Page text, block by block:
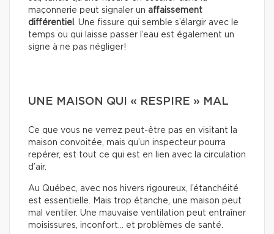
maçonnerie peut signaler un affaissement
différentiel . Une fissure qui semble s’élargir avec le
temps ou qui laisse passer l’eau est également un
signe à ne pas négliger!
UNE MAISON QUI « RESPIRE » MAL
Ce que vous ne verrez peut-être pas en visitant la
maison convoitée, mais qu’un inspecteur pourra
repérer, est tout ce qui est en lien avec la circulation
d’air.
Au Québec, avec nos hivers rigoureux, l’étanchéité
est essentielle. Mais trop étanche, une maison peut
mal ventiler. Une mauvaise ventilation peut entraîner
moisissures, inconfort… et problèmes de santé.